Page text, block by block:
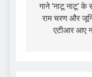
गाने ‘नाटू नाटू’ के
राम चरण और
एटीआर आए